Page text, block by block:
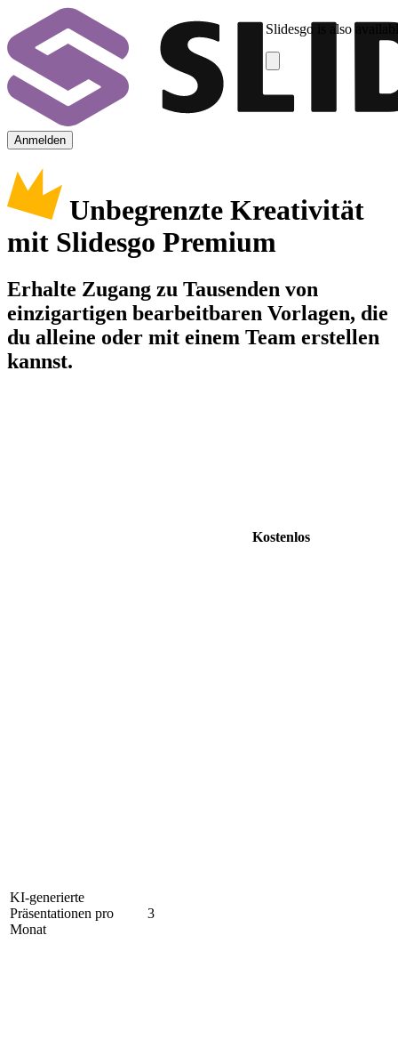
Slidesgo is also
Anmelden
Unbegrenzte Kreativität
mit Slidesgo Premium
Erhalte Zugang zu Tausenden von
einzigartigen bearbeitbaren Vorlagen, die
du alleine oder mit einem Team erstellen
kannst.
Kostenlos
KI-generierte
Präsentationen pro
Monat
3